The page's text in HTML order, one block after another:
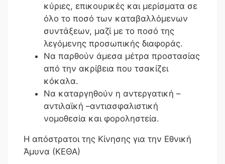
κύριες, επικουρικές και μερίσματα σε
όλο το ποσό των καταβαλλόμενων
συντάξεων, μαζί με το ποσό της
λεγόμενης προσωπικής διαφοράς.
Να παρθούν άμεσα μέτρα προστασίας
από την ακρίβεια που τσακίζει
κόκαλα.
Να καταργηθούν η αντεργατική –
αντιλαϊκή –αντιασφαλιστική
νομοθεσία και φοροληστεία.
Η απόστρατοι της Κίνησης για την Εθνική
Άμυνα (ΚΕΘΑ)